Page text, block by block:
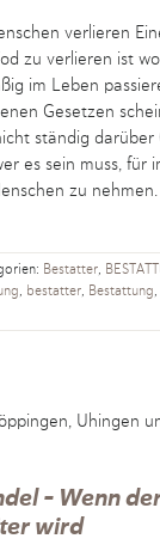
verlieren
zu verlieren ist
im Leben
Gesetzen
ständig
es sein muss, für
zu nehmen.
Bestatter,
, bestatter, Bestattung,
– Wenn
wird